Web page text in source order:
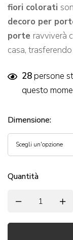
fiori colorati
decoro per
porte ravviverà
casa,
28persone
questo
Dimensione:
Quantità